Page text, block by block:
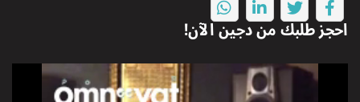
احجز طلبك مندجينالآن!